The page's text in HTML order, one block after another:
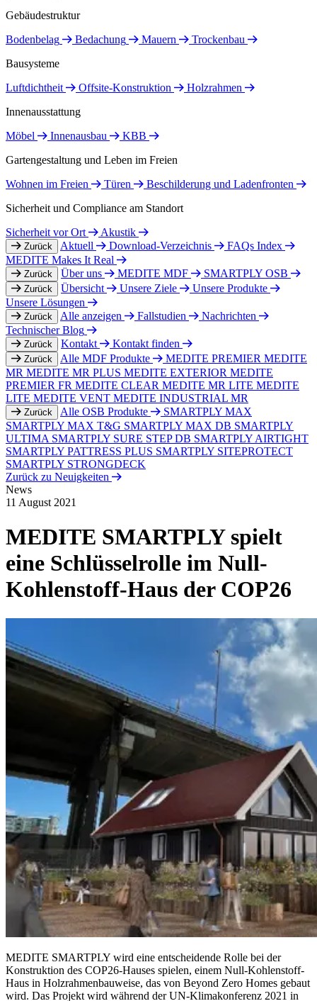
Gebäudestruktur
Bodenbelag
Bedachung Mauern
Trockenbau
Bausysteme
Luftdichtheit
Offsite-Konstruktion
Holzrahmen
Innenausstattung
Möbel
Innenausbau
KBB
Gartengestaltung und Leben im Freien
Wohnen im Freien
Türen
Beschilderung und Ladenfronten
Sicherheit und Compliance am Standort
Sicherheit vor Ort
Akustik
Zurück Aktuell Download-Verzeichnis
FAQs Index
MEDITE Makes It Real
Zurück Über uns MEDITE MDF SMARTPLY OSB
Zurück Übersicht Unsere Ziele
Unsere Produkte
Unsere Lösungen
Zurück Alle anzeigen Fallstudien
Nachrichten
Technischer Blog
Zurück Kontakt Kontakt finden
Zurück Alle MDF Produkte MEDITE PREMIER MEDITE
MR MEDITE MR PLUS MEDITE EXTERIOR MEDITE
PREMIER FR MEDITE CLEAR MEDITE MR LITE MEDITE
LITE MEDITE VENT MEDITE INDUSTRIAL MR
Zurück Alle OSB Produkte
SMARTPLY MAX
SMARTPLY MAX T&G SMARTPLY MAX DB SMARTPLY
ULTIMA SMARTPLY SURE STEP DB SMARTPLY AIRTIGHT
SMARTPLY PATTRESS PLUS SMARTPLY SITEPROTECT
SMARTPLY STRONGDECK
Zurück zu Neuigkeiten
News
11 August 2021
MEDITE SMARTPLY spielt
eine Schlüsselrolle im Null-
Kohlenstoff-Haus der COP26
MEDITE SMARTPLY wird eine entscheidende Rolle bei der
Konstruktion des COP26-Hauses spielen, einem Null-Kohlenstoff-
Haus in Holzrahmenbauweise, das von Beyond Zero Homes gebaut
wird. Das Projekt wird während der UN-Klimakonferenz 2021 in